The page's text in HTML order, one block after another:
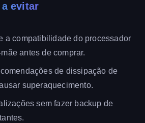
evitar
a compatibilidade do processador
antes de comprar.
de dissipação de
superaquecimento.
sem fazer backup de